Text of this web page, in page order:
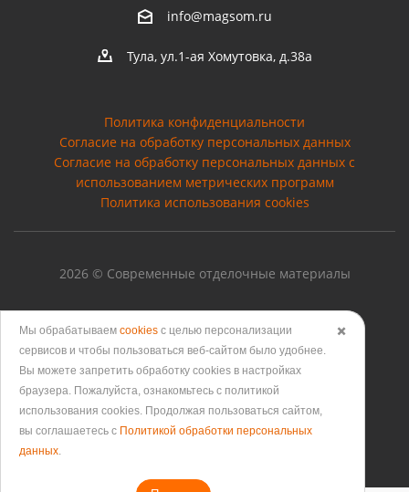
info@magsom.ru
Тула, ул.1-ая Хомутовка, д.38а
Политика конфиденциальности
Согласие на обработку персональных данных
Cогласие на обработку персональных данных с
использованием метрических программ
Политика использования cookies
2026 © Современные отделочные материалы
Версия для печати
✖️
Мы обрабатываем cookies с целью персонализации
сервисов и чтобы пользоваться веб-сайтом было удобнее.
Вы можете запретить обработку сookies в настройках
браузера. Пожалуйста, ознакомьтесь с политикой
использования cookies. Продолжая пользоваться сайтом,
вы соглашаетесь с Политикой обработки персональных
данных.